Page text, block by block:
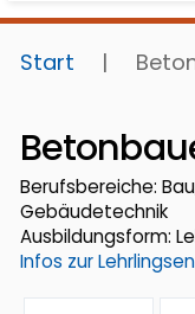
Start |
Berufsbereiche:
Gebäudetechnik
Ausbildungsform:
Infos zur